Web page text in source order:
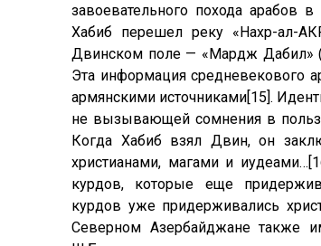
завоевательного похода арабов
Хабиб перешел реку «Нахр-ал-
Двинском поле — «Мардж Дабил»
Эта информация средневекового
армянскими источниками[15].
не вызывающей сомнения в пользу
Когда Хабиб взял Двин, он
христианами, магами и
курдов, которые еще
курдов уже придерживались
Северном Азербайджане также